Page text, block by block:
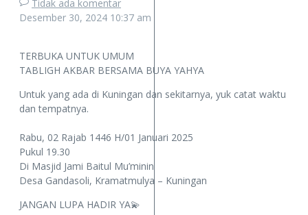
Tidak ada komentar
Desember 30, 2024 10:37 am
TERBUKA UNTUK UMUM
TABLIGH AKBAR BERSAMA BUYA YAHYA
Untuk yang ada di Kuningan dan sekitarnya, yuk catat waktu
dan tempatnya.
Rabu, 02 Rajab 1446 H/01 Januari 2025
Pukul 19.30
Di Masjid Jami Baitul Mu’minin
Desa Gandasoli, Kramatmulya – Kuningan
JANGAN LUPA HADIR YA💫